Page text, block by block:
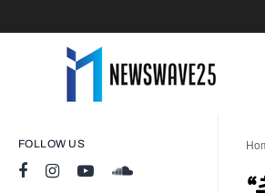
FOLLOW US